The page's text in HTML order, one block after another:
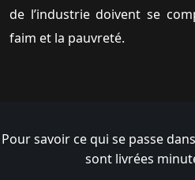
de l’industrie doivent se
faim et la pauvreté.
Pour savoir ce qui se passe
sont livrées